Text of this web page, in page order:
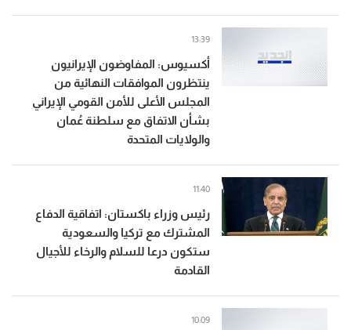
أكسيوس: المفاوضون الإيرانيون
ينتظرون الموافقات النهائية من
المجلس الأعلى للأمن القومي الإيراني
بشأن الاتفاق مع سلطنة عُمان
والولايات المتحدة
13:39
رئيس وزراء باكستان: اتفاقية الدفاع
المشترك مع تركيا والسعودية
ستكون درعا للسلام والرخاء للأجيال
القادمة
11:40
10:09